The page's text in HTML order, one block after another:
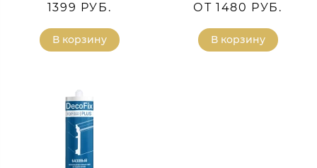
1399 РУБ.
В корзину
ОТ 1480 РУБ.
В корзину